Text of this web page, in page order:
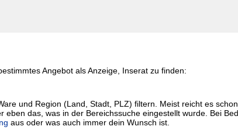
Angebot als Anzeige, Inserat zu finden:
und Region (Land, Stadt, PLZ) filtern. Meist reicht es
eben das, was in der Bereichssuche eingestellt wurde. Bei
aus oder was auch immer dein Wunsch ist.